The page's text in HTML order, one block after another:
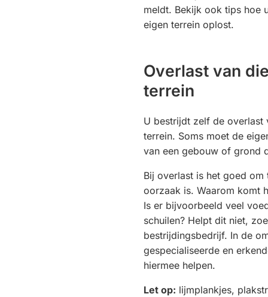
meldt. Bekijk ook tips hoe
eigen terrein oplost.
Overlast van
terrein
U bestrijdt zelf de overlast
terrein. Soms moet de
van een gebouw of grond
Bij overlast is het goed
oorzaak is. Waarom komt
Is er bijvoorbeeld veel
schuilen? Helpt dit niet,
bestrijdingsbedrijf. In de
gespecialiseerde en
hiermee helpen.
Let op: lijmplankjes,